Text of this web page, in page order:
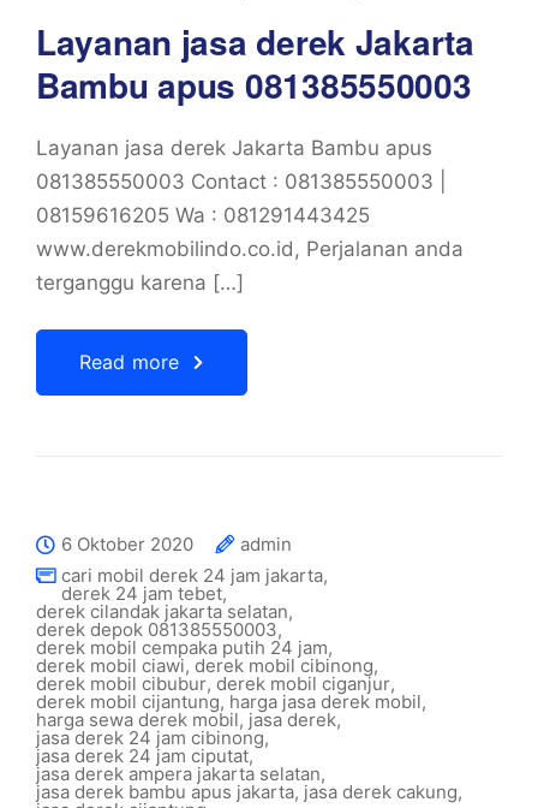
Layanan jasa derek Jakarta
Bambu apus 081385550003
Layanan jasa derek Jakarta Bambu apus
081385550003 Contact : 081385550003 |
08159616205 Wa : 081291443425
www.derekmobilindo.co.id, Perjalanan anda
terganggu karena […]
Read more
6 Oktober 2020
admin
cari mobil derek 24 jam jakarta,
derek 24 jam tebet,
derek cilandak jakarta selatan,
derek depok 081385550003,
derek mobil cempaka putih 24 jam,
derek mobil ciawi, derek mobil cibinong,
derek mobil cibubur, derek mobil ciganjur,
derek mobil cijantung, harga jasa derek mobil,
harga sewa derek mobil, jasa derek,
jasa derek 24 jam cibinong,
jasa derek 24 jam ciputat,
jasa derek ampera jakarta selatan,
jasa derek bambu apus jakarta, jasa derek cakung,